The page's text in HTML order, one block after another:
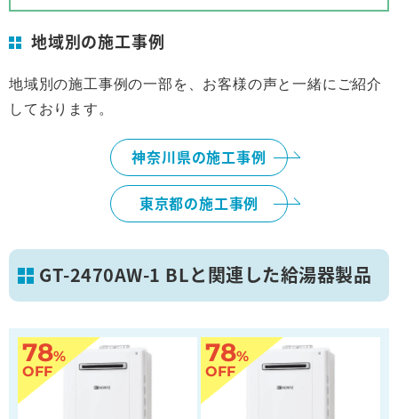
横浜市
葛飾区
画像を拡大
地域別の施工事例
地域別の施工事例の一部を、お客様の声と一緒にご紹介
しております。
神奈川県の施工事例
東京都の施工事例
GT-2470AW-1 BLと関連した給湯器製品
78%
OFF
78%
OFF